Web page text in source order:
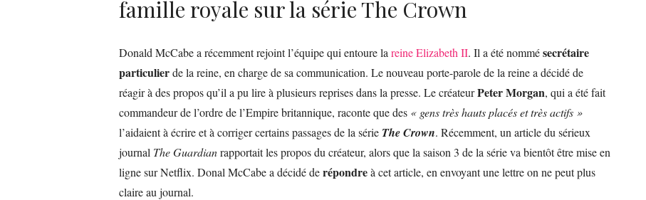
famille royale sur la série The Crown
Donald McCabe a récemment rejoint l’équipe qui entoure la reine Elizabeth II. Il a été nommésecrétaire
particulierde la reine, en charge de sa communication. Le nouveau porte-parole de la reine a décidé de
réagir à des propos qu’il a pu lire à plusieurs reprises dans la presse. Le créateurPeter Morgan, qui a été fait
commandeur de l’ordre de l’Empire britannique, raconte que des « gens très hauts placés et très actifs »
l’aidaient à écrire et à corriger certains passages de la série The Crown. Récemment, un article du sérieux
journal The Guardianrapportait les propos du créateur, alors que la saison 3 de la série va bientôt être mise en
ligne sur Netflix. Donal McCabe a décidé derépondreà cet article, en envoyant une lettre on ne peut plus
claire au journal.